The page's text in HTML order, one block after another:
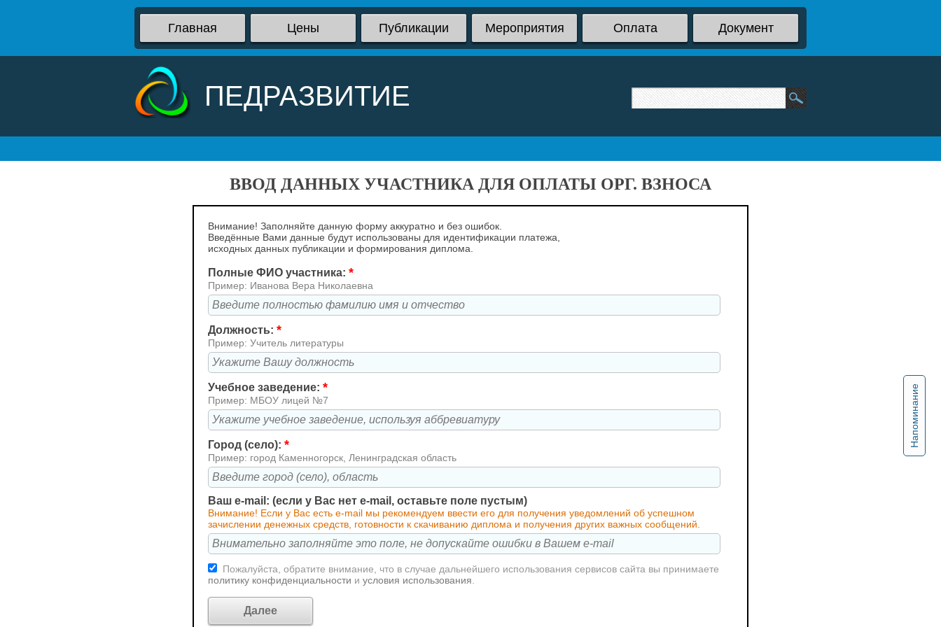
Главная Цены Публикации Мероприятия Оплата Документ
ПЕДРАЗВИТИЕ
Напоминание
ВВОД ДАННЫХ УЧАСТНИКА ДЛЯ ОПЛАТЫ ОРГ. ВЗНОСА
Внимание! Заполняйте данную форму аккуратно и без ошибок.
Введённые Вами данные будут использованы для идентификации платежа,
исходных данных публикации и формирования диплома.
Полные ФИО участника: *
Пример: Иванова Вера Николаевна
Должность: *
Пример: Учитель литературы
Учебное заведение: *
Пример: МБОУ лицей №7
Город (село): *
Пример: город Каменногорск, Ленинградская область
Ваш e-mail: (если у Вас нет e-mail, оставьте поле пустым)
Внимание! Если у Вас есть e-mail мы рекомендуем ввести его для получения уведомлений об успешном
зачислении денежных средств, готовности к скачиванию диплома и получения других важных сообщений.
Пожалуйста, обратите внимание, что в случае дальнейшего использования сервисов сайта вы принимаете
политику конфиденциальности и условия использования